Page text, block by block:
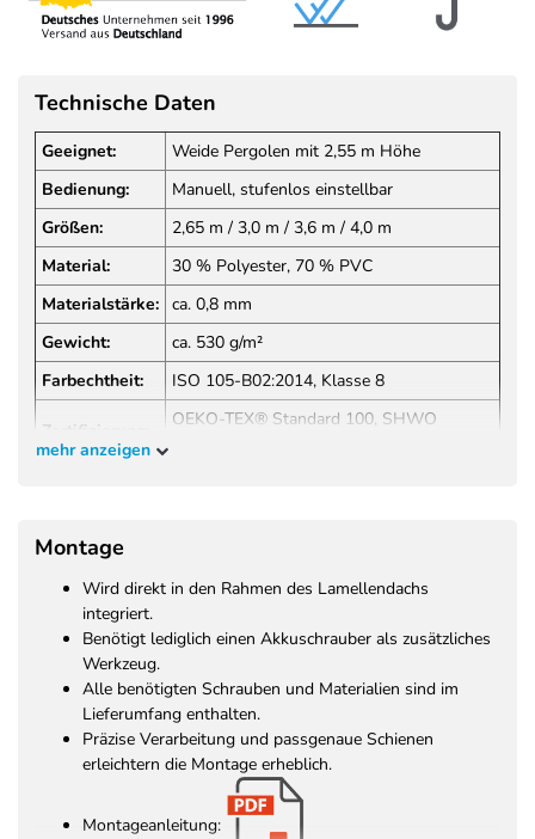
Technische Daten
Geeignet:
Weide Pergolen mit 2,55 m Höhe
Bedienung:
Manuell, stufenlos einstellbar
Größen:
2,65 m / 3,0 m / 3,6 m / 4,0 m
Material:
30 % Polyester, 70 % PVC
Materialstärke: ca. 0,8 mm
Gewicht:
ca. 530 g/m²
Farbechtheit:
ISO 105-B02:2014, Klasse 8
Zertifizierung:
OEKO-TEX® Standard 100, SHWO
mehr anzeigen
Montage
Wird direkt in den Rahmen des Lamellendachs
integriert.
Benötigt lediglich einen Akkuschrauber als zusätzliches
Werkzeug.
Alle benötigten Schrauben und Materialien sind im
Lieferumfang enthalten.
Präzise Verarbeitung und passgenaue Schienen
erleichtern die Montage erheblich.
Montageanleitung: